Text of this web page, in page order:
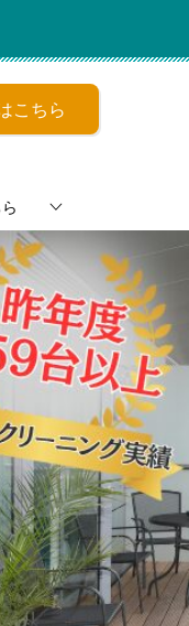
こちら